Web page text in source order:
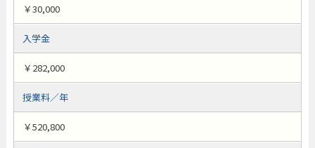
￥30,000
入学金
￥282,000
授業料／年
￥520,800